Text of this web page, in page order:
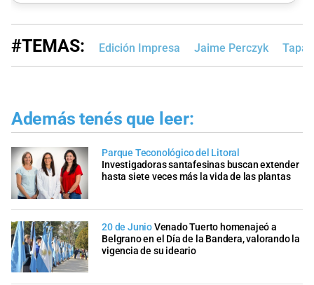
#TEMAS: Edición Impresa Jaime Perczyk Tapa
Además tenés que leer:
Parque Teconológico del Litoral
Investigadoras santafesinas buscan extender
hasta siete veces más la vida de las plantas
20 de JunioVenado Tuerto homenajeó a
Belgrano en el Día de la Bandera, valorando la
vigencia de su ideario